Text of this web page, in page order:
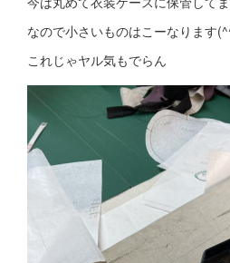
なので小さいものはこーなります
これじゃヤル気もでらん